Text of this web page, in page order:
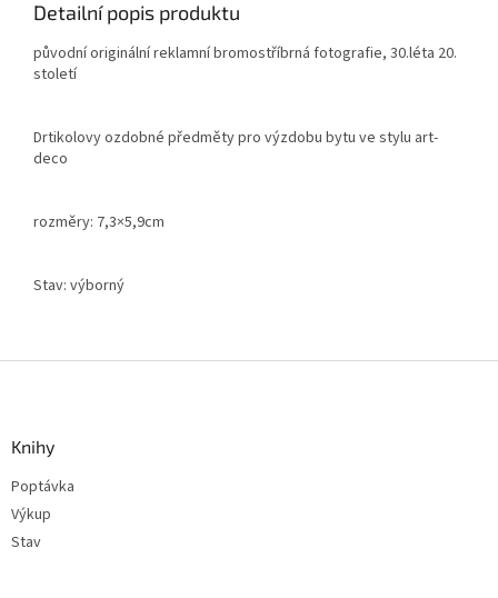
Detailní popis produktu
původní originální reklamní bromostříbrná fotografie, 30.léta 20.
století
Drtikolovy ozdobné předměty pro výzdobu bytu ve stylu art-
deco
rozměry: 7,3×5,9cm
Stav: výborný
Knihy
Poptávka
Výkup
Stav